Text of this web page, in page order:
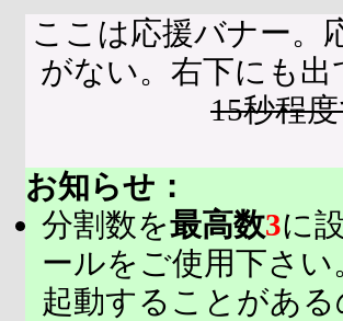
ここは応援バナー。
がない。右下にも
15秒程
お知らせ：
分割数を最高数3に
ールをご使用下さ
起動することがあ